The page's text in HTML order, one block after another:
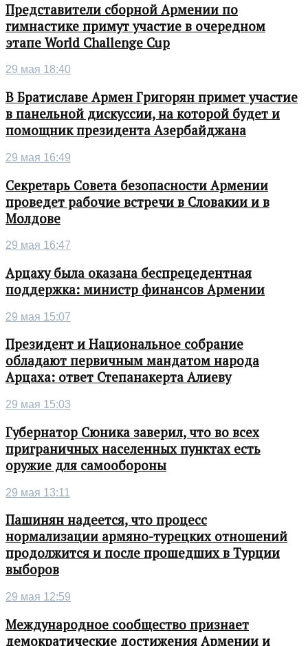
Представители сборной Армении по
гимнастике примут участие в очередном
этапе World Challenge Cup
29 мая 18:40
В Братиславе Армен Григорян примет участие
в панельной дискуссии, на которой будет и
помощник президента Азербайджана
29 мая 16:49
Секретарь Совета безопасности Армении
проведет рабочие встречи в Словакии и в
Молдове
29 мая 16:47
Арцаху была оказана беспрецедентная
поддержка: министр финансов Армении
29 мая 15:07
Президент и Национальное собрание
обладают первичным мандатом народа
Арцаха: ответ Степанакерта Алиеву
29 мая 15:03
Губернатор Сюника заверил, что во всех
приграничных населенных пунктах есть
оружие для самообороны
29 мая 13:11
Пашинян надеется, что процесс
нормализации армяно-турецких отношений
продолжится и после прошедших в Турции
выборов
29 мая 12:59
Международное сообщество признает
демократические достижения Армении и